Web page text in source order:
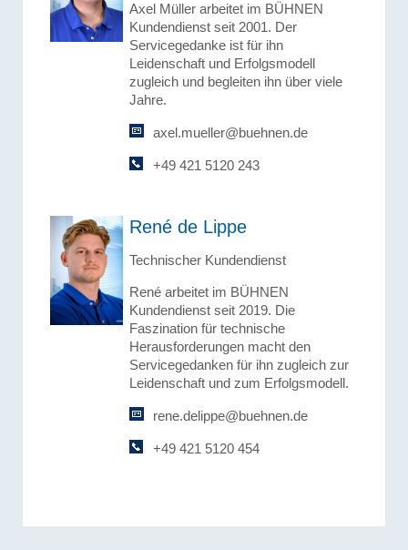
Axel Müller arbeitet im BÜHNEN
Kundendienst seit 2001. Der
Servicegedanke ist für ihn
Leidenschaft und Erfolgsmodell
zugleich und begleiten ihn über viele
Jahre.
axel.mueller@buehnen.de
+49 421 5120 243
René de Lippe
Technischer Kundendienst
René arbeitet im BÜHNEN
Kundendienst seit 2019. Die
Faszination für technische
Herausforderungen macht den
Servicegedanken für ihn zugleich zur
Leidenschaft und zum Erfolgsmodell.
rene.delippe@buehnen.de
+49 421 5120 454